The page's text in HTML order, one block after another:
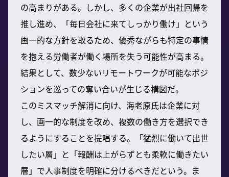
の高まりがある。しかし、多くの企業が出社回帰を
推し進め、「毎日会社に来てしっかり働け」という
画一的な方針を取るため、優秀ながらも特定の事情
を抱える労働者が働く場所を失う可能性が高まる。
結果として、数少ないリモートワークが可能なポジ
ションを巡っての奪い合いが生じる構図だ。
このミスマッチ解消に向け、海老原氏は企業に対
し、画一的な制度を改め、複数の働き方を選択でき
るようにすることを提唱する。「猛烈に働いて出世
したい層」と「報酬は上がらずとも柔軟に働きたい
層」で人事制度を明確に分けるべきだという。ま